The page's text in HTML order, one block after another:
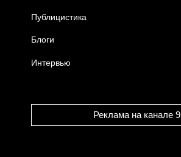
Публицистика
Блоги
Интервью
Реклама на канале 9